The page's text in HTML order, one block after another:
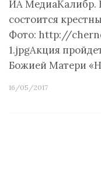
ИА МедиаКалибр.
состоится
Фото: http://
1.jpgАкция
Божией Матери
16/05/2017